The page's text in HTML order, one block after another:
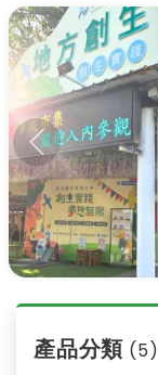
Previous
產品分類 (5)